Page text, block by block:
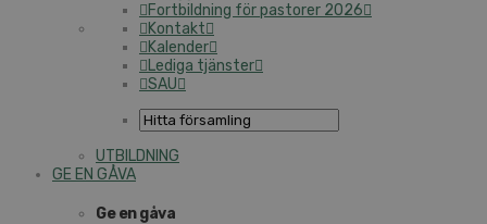
Fortbildning för pastorer 2026
Kontakt
Kalender
Lediga tjänster
SAU
UTBILDNING
GE EN GÅVA
Ge en gåva